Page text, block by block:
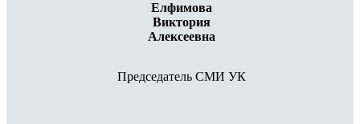
Елфимова
Виктория
Алексеевна
Председатель СМИ УК